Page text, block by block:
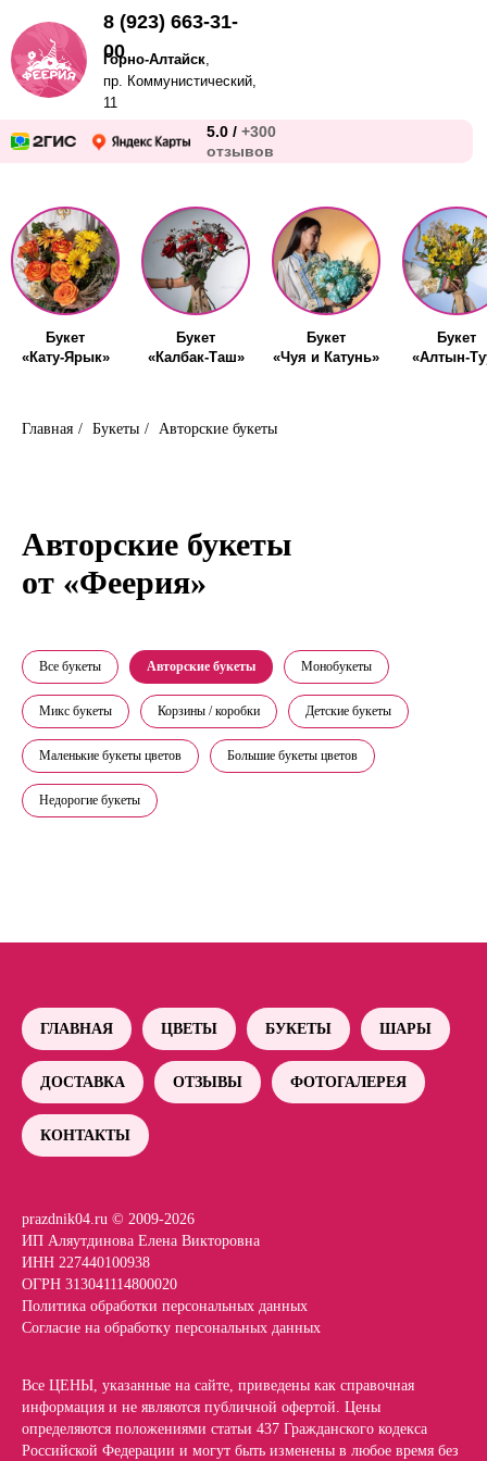
5.0 / +300
отзывов
Горно-Алтайск,
пр. Коммунистический,
11
8 (923) 663-31-
00
Букет
«Кату-Ярык»
Букет
«Калбак-Таш»
Букет
«Чуя и Катунь»
Букет
«Алтын-
Главная / Букеты / Авторские букеты
Авторские букеты
от «Феерия»
Все букеты Авторские букеты Монобукеты
Микс букеты Корзины / коробки Детские букеты
Маленькие букеты цветов Большие букеты цветов
Недорогие букеты
ГЛАВНАЯ ЦВЕТЫ БУКЕТЫ ШАРЫ
ДОСТАВКА ОТЗЫВЫ ФОТОГАЛЕРЕЯ
КОНТАКТЫ
prazdnik04.ru © 2009-2026
ИП Аляутдинова Елена Викторовна
ИНН 227440100938
ОГРН 313041114800020
Политика обработки персональных данных
Согласие на обработку персональных данных
Все ЦЕНЫ, указанные на сайте, приведены как справочная
информация и не являются публичной офертой. Цены
определяются положениями статьи 437 Гражданского кодекса
Российской Федерации и могут быть изменены в любое время без